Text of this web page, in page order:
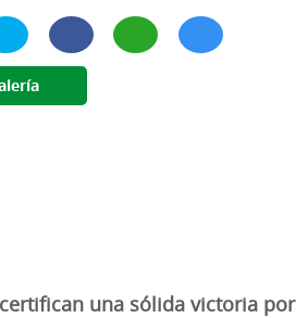
Permanente
Tarifas
una sólida victoria por